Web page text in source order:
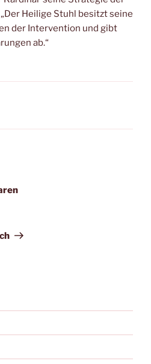
Heilige Stuhl besitzt seine
der Intervention und gibt
ab.“